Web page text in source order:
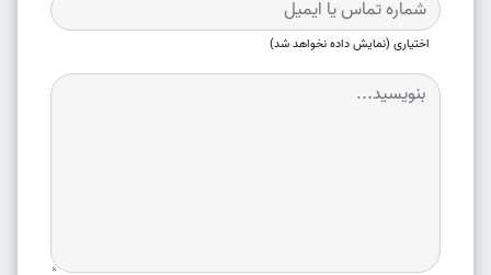
اختیاری (نمایش داده نخواهد شد)